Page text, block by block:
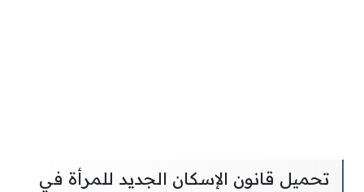
تحميل قانون الإسكان الجديد للمرأة في